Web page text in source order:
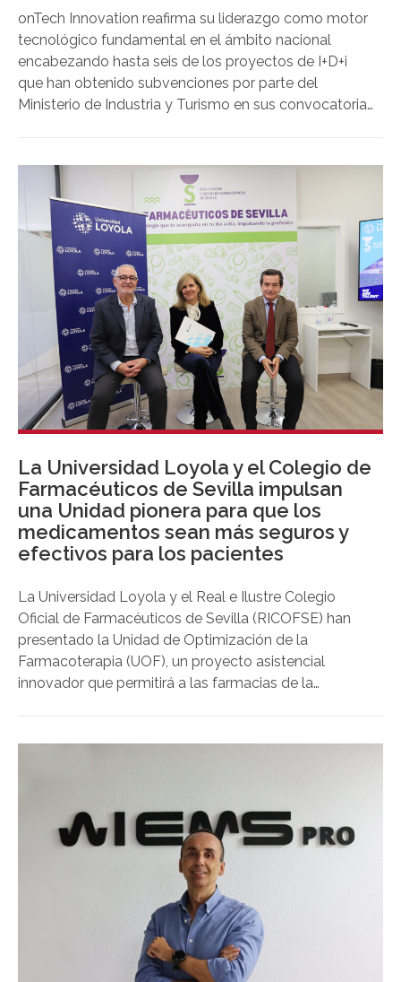
onTech Innovation reafirma su liderazgo como motor
tecnológico fundamental en el ámbito nacional
encabezando hasta seis de los proyectos de I+D+i
que han obtenido subvenciones por parte del
Ministerio de Industria y Turismo en sus convocatorias
Innovadoras. Las ayudas a proyectos vinculados con
onTech han supuesto los 1.393.717 euros, lo que
supone más de un 10% del total de las subvenciones
concedidas por el ente gubernamental, que han
ascendido hasta los 13.572.119 euros, liderando
proyectos en diversos sectores.
La Universidad Loyola y el Colegio de
Farmacéuticos de Sevilla impulsan
una Unidad pionera para que los
medicamentos sean más seguros y
efectivos para los pacientes
La Universidad Loyola y el Real e Ilustre Colegio
Oficial de Farmacéuticos de Sevilla (RICOFSE) han
presentado la Unidad de Optimización de la
Farmacoterapia (UOF), un proyecto asistencial
innovador que permitirá a las farmacias de la
tratamientos farmacológicos de sus pacientes.